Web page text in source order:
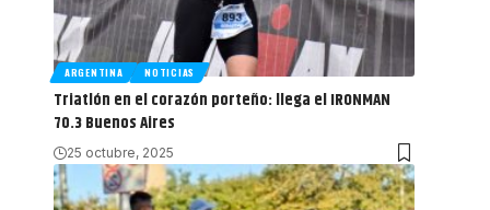
ARGENTINA NOTICIAS
Triatlón en el corazón porteño: llega el IRONMAN
70.3 Buenos Aires
25 octubre, 2025